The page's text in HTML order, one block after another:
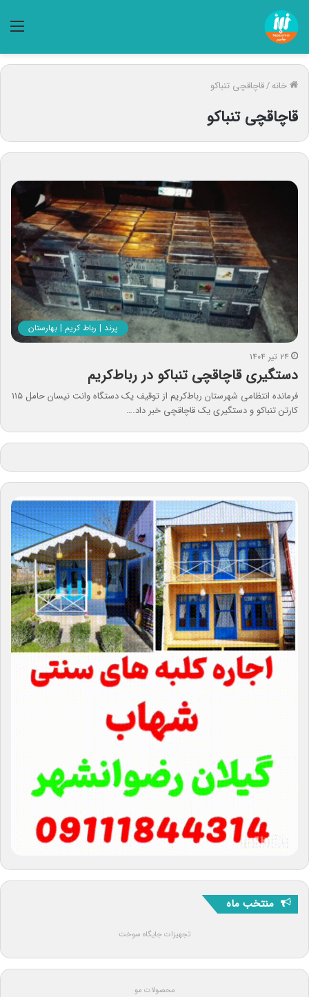
خانه/قاچاقچی تنباکو
قاچاقچی تنباکو
پرند | رباط کریم | بهارستان
۲۴ تیر ۱۴۰۴
دستگیری قاچاقچی تنباکو در رباط‌کریم
فرمانده انتظامی شهرستان رباط‌کریم از توقیف یک دستگاه وانت نیسان حامل ۱۱۵
کارتن تنباکو و دستگیری یک قاچاقچی خبر داد.…
منتخب ماه
تجهیزات جایگاه سوخت
محصولات مو